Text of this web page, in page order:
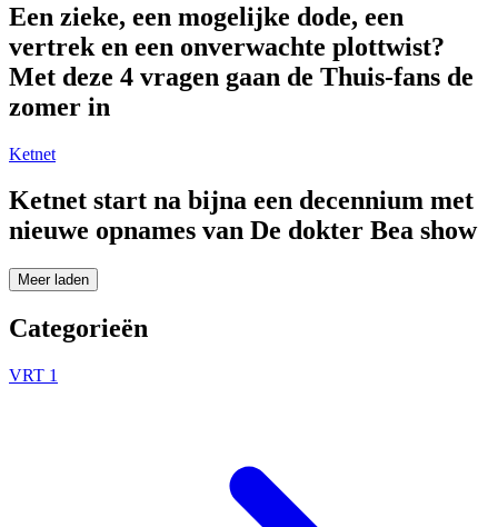
Een zieke, een mogelijke dode, een
vertrek en een onverwachte plottwist?
Met deze 4 vragen gaan de Thuis-fans de
zomer in
Ketnet
Ketnet start na bijna een decennium met
nieuwe opnames van De dokter Bea show
Meer laden
Categorieën
VRT 1